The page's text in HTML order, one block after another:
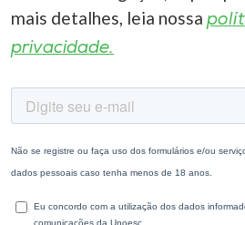
mais detalhes, leia nossa
privacidade.